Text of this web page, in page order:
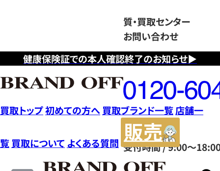
健康保険証での本人確認終了のお知らせ▶
質・買取センター
お問い合わせ
フ
リ
ー
ダ
イ
ヤ
ル
0120604117
受付時間 / 9:00～
買取トップ初めての方へ 買取ブランド一覧店舗一
覧 買取について よくある質問
サ